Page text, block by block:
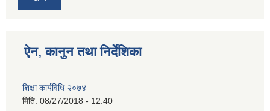
ऐन, कानुन तथा निर्देशिका
शिक्षा कार्यविधि २०७४
मिति: 08/27/2018 - 12:40